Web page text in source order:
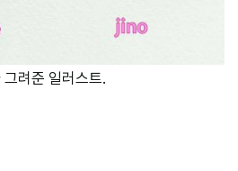
려준 일러스트.